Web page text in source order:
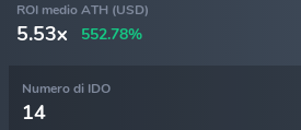
ROI medio ATH (USD)
5.53x 552.78%
Numero di IDO
14